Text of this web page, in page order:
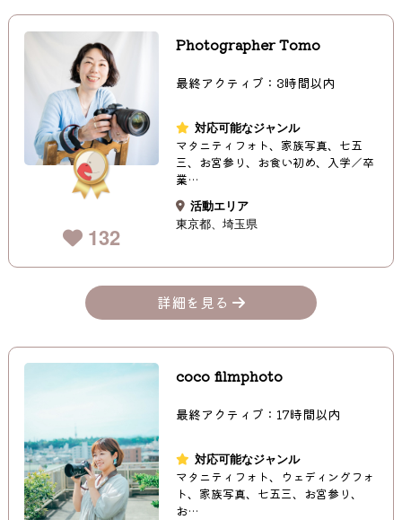
132
Photographer Tomo
最終アクティブ：3時間以内
対応可能なジャンル
マタニティフォト、家族写真、七五
三、お宮参り、お食い初め、入学／卒
業…
活動エリア
東京都
埼玉県
詳細を見る
coco filmphoto
最終アクティブ：17時間以内
対応可能なジャンル
マタニティフォト、ウェディングフォ
ト、家族写真、七五三、お宮参り、
お…